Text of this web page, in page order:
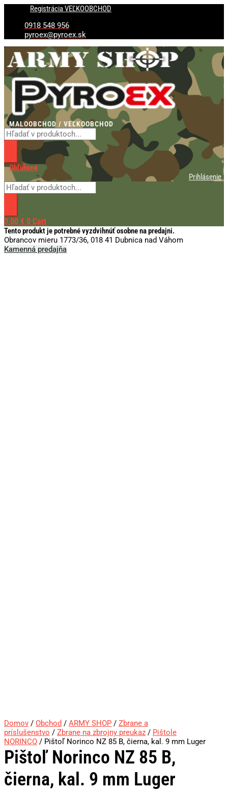
PreskočiťRegistrácia VEĽKOOBCHOD
0918 548 956
pyroex@pyroex.sk
MALOOBCHOD / VEĽKOOBCHOD
Products
Obľúbené
Prihlásenie
Products
0,00 € 0 Cart
Tento produkt je potrebné vyzdvihnúť osobne na predajni.
Obrancov mieru 1773/36, 018 41 Dubnica nad Váhom
Kamenná predajňa
Domov / Obchod / ARMY SHOP / Zbrane a
príslušenstvo / Zbrane na zbrojny preukaz / Pištole
NORINCO / Pištoľ Norinco NZ 85 B, čierna, kal. 9 mm Luger
Pištoľ Norinco NZ 85 B,
čierna, kal. 9 mm Luger